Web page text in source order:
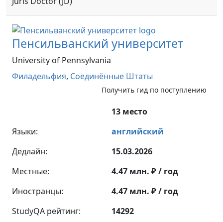
Пенсильванский университет
University of Pennsylvania
Филадельфия, Соединённые Штаты
Получить гид по поступлению
13 место
Языки:
английский
Дедлайн:
15.03.2026
Местные:
4.47 млн. ₽ / год
Иностранцы:
4.47 млн. ₽ / год
StudyQA рейтинг:
14292